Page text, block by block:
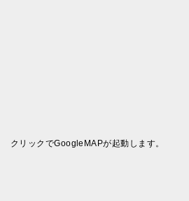
クリックでGoogleMAPが起動します。